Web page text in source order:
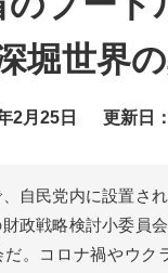
堀世界の
2月25日 更新日
自民党内に設置さ
政戦略検討小委員
だ。コロナ禍やウク